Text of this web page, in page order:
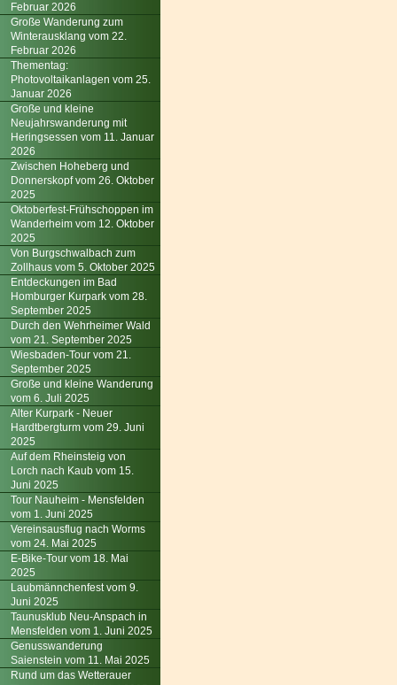
Februar 2026
Große Wanderung zum
Winterausklang vom 22.
Februar 2026
Thementag:
Photovoltaikanlagen vom 25.
Januar 2026
Große und kleine
Neujahrswanderung mit
Heringsessen vom 11. Januar
2026
Zwischen Hoheberg und
Donnerskopf vom 26. Oktober
2025
Oktoberfest-Frühschoppen im
Wanderheim vom 12. Oktober
2025
Von Burgschwalbach zum
Zollhaus vom 5. Oktober 2025
Entdeckungen im Bad
Homburger Kurpark vom 28.
September 2025
Durch den Wehrheimer Wald
vom 21. September 2025
Wiesbaden-Tour vom 21.
September 2025
Große und kleine Wanderung
vom 6. Juli 2025
Alter Kurpark - Neuer
Hardtbergturm vom 29. Juni
2025
Auf dem Rheinsteig von
Lorch nach Kaub vom 15.
Juni 2025
Tour Nauheim - Mensfelden
vom 1. Juni 2025
Vereinsausflug nach Worms
vom 24. Mai 2025
E-Bike-Tour vom 18. Mai
2025
Laubmännchenfest vom 9.
Juni 2025
Taunusklub Neu-Anspach in
Mensfelden vom 1. Juni 2025
Genusswanderung
Saienstein vom 11. Mai 2025
Rund um das Wetterauer